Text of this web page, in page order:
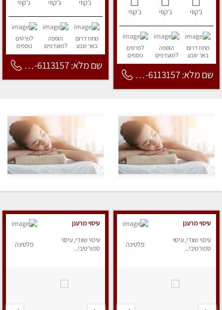
ג’קוזי ג’קוזי ג’קוזי
מחוז דרום
באר שבע
הוספה
למועדפים
לפרטים
נוספים
שם מלא: 053-6113157
ג’קוזי ג’קוזי ג’קוזי
מחוז דרום
באר שבע
הוספה
למועדפים
לפרטים
נוספים
שם מלא: 053-6113157
עיסוי מרענן
עיסוי שוודי, עיסוי
ספורטיבי...
פלטינה
עיסוי מרענן
עיסוי שוודי, עיסוי
ספורטיבי...
פלטינה